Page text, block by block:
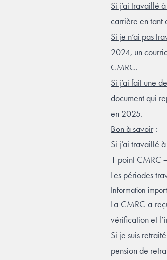
Si j’ai travaillé
carrière en tant
Si je n’ai pas
2024, un
CMRC.
Si j’ai fait une
document qui
en 2025.
Bon à savoir:
Si j’ai travaillé
1 point CMRC
Les périodes
Information
La CMRC a
vérification et
Si je suis
pension de